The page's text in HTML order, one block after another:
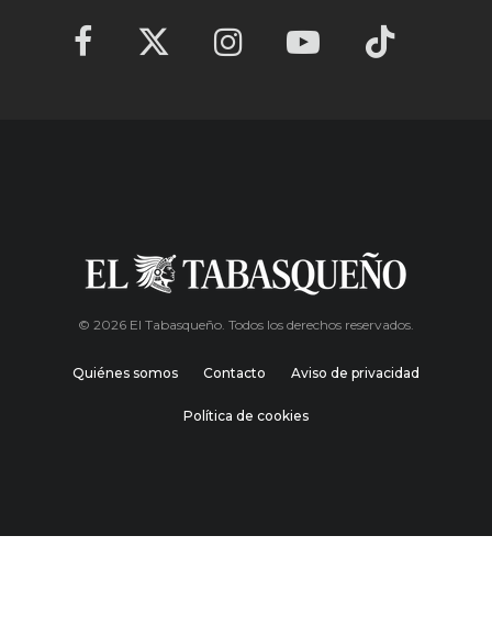
© 2026 El Tabasqueño. Todos los derechos reservados.
Quiénes somos Contacto Aviso de privacidad
Política de cookies